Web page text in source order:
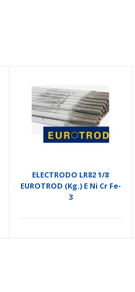
ELECTRODO LR82 1/8
EUROTROD (Kg.) E Ni Cr Fe-
3